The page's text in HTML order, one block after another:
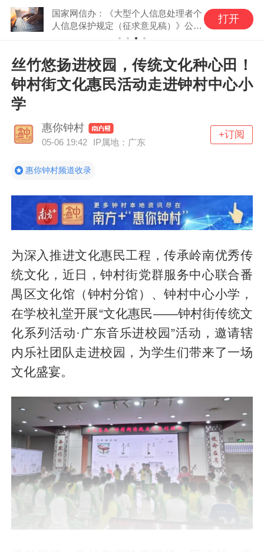
国家网信办：《大型个人信息处理者个
人信息保护规定（征求意见稿）》公开
打开
丝竹悠扬进校园，传统文化种心田！
钟村街文化惠民活动走进钟村中心小
学
惠你钟村
05-06 19:42 IP属地：广东
+订阅
惠你钟村频道收录
为深入推进文化惠民工程，传承岭南优秀传
统文化，近日，钟村街党群服务中心联合番
禺区文化馆（钟村分馆）、钟村中心小学，
在学校礼堂开展“文化惠民——钟村街传统文
化系列活动·广东音乐进校园”活动，邀请辖
内乐社团队走进校园，为学生们带来了一场
文化盛宴。